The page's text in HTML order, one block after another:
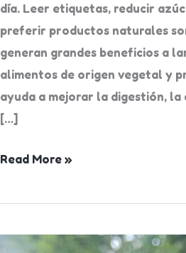
día. Leer etiquetas, reducir
preferir productos naturales
generan grandes beneficios a
alimentos de origen vegetal y
ayuda a mejorar la digestión,
[…]
Read More »